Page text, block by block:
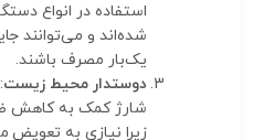
استفاده در انواع
شده‌اند و می‌توانند
یک‌بار مصرف باشند.
دوستدار محیط زیست
شارژ کمک به کاهش
زیرا نیازی به